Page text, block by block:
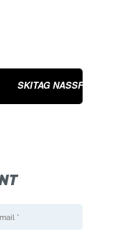
SKITAG NASSFELD